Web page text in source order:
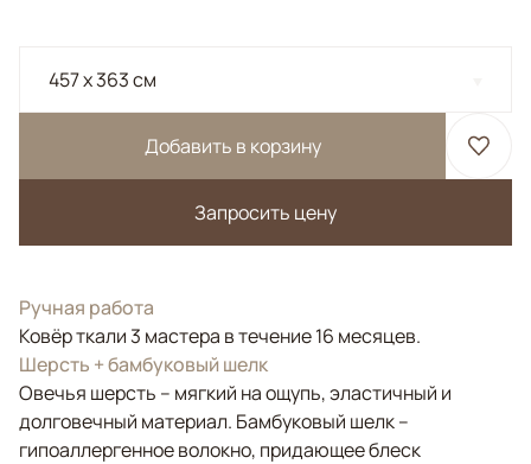
457 x 363 см
Добавить в корзину
Запросить цену
Ручная работа
Ковёр ткали 3 мастера в течение 16 месяцев.
Шерсть + бамбуковый шелк
Овечья шерсть – мягкий на ощупь, эластичный и
долговечный материал. Бамбуковый шелк –
гипоаллергенное волокно, придающее блеск